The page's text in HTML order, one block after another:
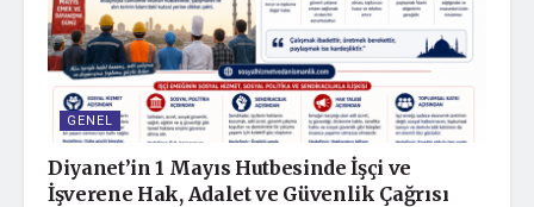
GENEL
Diyanet’in 1 Mayıs Hutbesinde İşçi ve
İşverene Hak, Adalet ve Güvenlik Çağrısı